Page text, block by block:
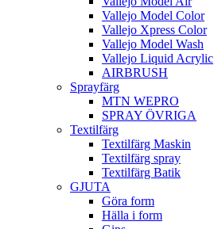
Vallejo Model Color
Vallejo Xpress Color
Vallejo Model Wash
Vallejo Liquid Acrylic
AIRBRUSH
Sprayfärg
MTN WEPRO
SPRAY ÖVRIGA
Textilfärg
Textilfärg Maskin
Textilfärg spray
Textilfärg Batik
GJUTA
Göra form
Hälla i form